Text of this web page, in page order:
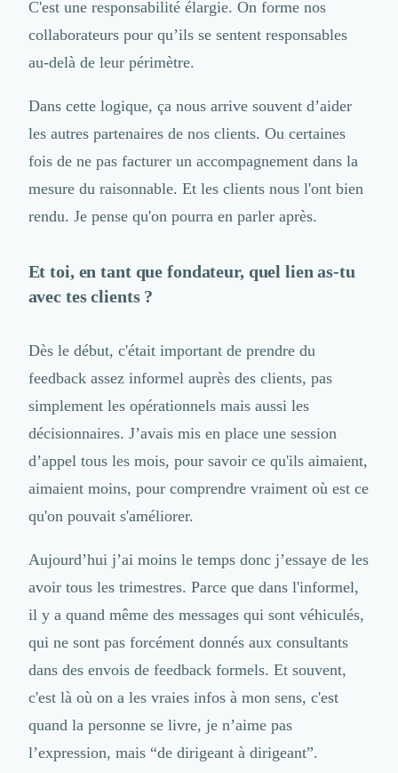
Nettoyage & Ménage
Clubs & Réseaux Professionnels
C'est une responsabilité élargie. On forme nos
collaborateurs pour qu’ils se sentent responsables
au-delà de leur périmètre.
Dans cette logique, ça nous arrive souvent d’aider
les autres partenaires de nos clients. Ou certaines
fois de ne pas facturer un accompagnement dans la
mesure du raisonnable. Et les clients nous l'ont bien
rendu. Je pense qu'on pourra en parler après.
Et toi, en tant que fondateur, quel lien as-tu
avec tes clients ?
Dès le début, c'était important de prendre du
feedback assez informel auprès des clients, pas
simplement les opérationnels mais aussi les
décisionnaires. J’avais mis en place une session
d’appel tous les mois, pour savoir ce qu'ils aimaient,
aimaient moins, pour comprendre vraiment où est ce
qu'on pouvait s'améliorer.
Aujourd’hui j’ai moins le temps donc j’essaye de les
avoir tous les trimestres. Parce que dans l'informel,
il y a quand même des messages qui sont véhiculés,
qui ne sont pas forcément donnés aux consultants
dans des envois de feedback formels. Et souvent,
c'est là où on a les vraies infos à mon sens, c'est
quand la personne se livre, je n’aime pas
l’expression, mais “de dirigeant à dirigeant”.